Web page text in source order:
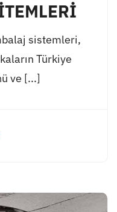
sistemleri,
Türkiye
ve [...]